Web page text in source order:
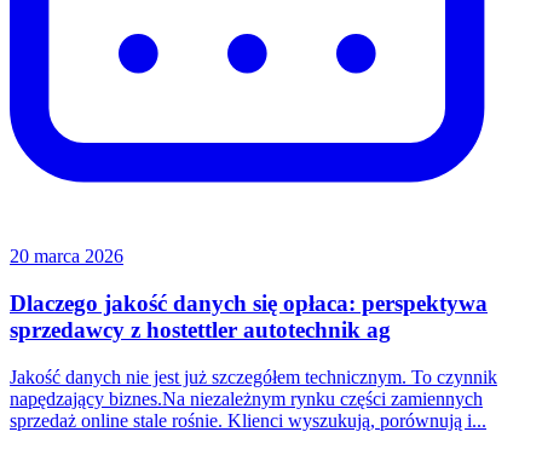
20 marca 2026
Dlaczego jakość danych się opłaca: perspektywa
sprzedawcy z hostettler autotechnik ag
Jakość danych nie jest już szczegółem technicznym. To czynnik
napędzający biznes.Na niezależnym rynku części zamiennych
sprzedaż online stale rośnie. Klienci wyszukują, porównują i...